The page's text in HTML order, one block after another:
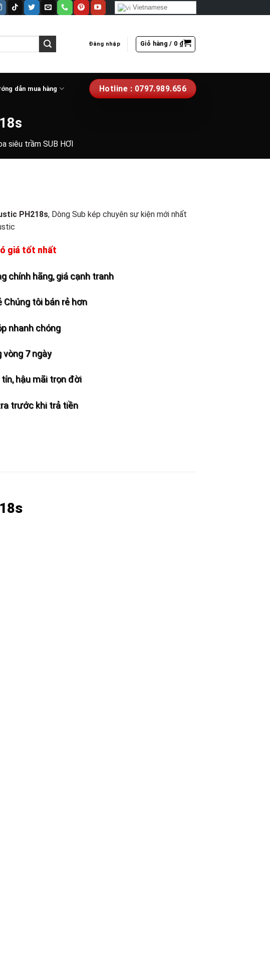
Vietnamese
Đăng nhập Giỏ hàng / 0 ₫
dẫn mua hàng Hotline : 0797.989.656
siêu trầm SUB HƠI
PH218s, Dòng Sub kép chuyên sự kiện mới nhất
giá tốt nhất
chính hãng, giá cạnh tranh
Chúng tôi bán rẻ hơn
nhanh chóng
7 ngày
tín, hậu mãi trọn đời
trước khi trả tiền